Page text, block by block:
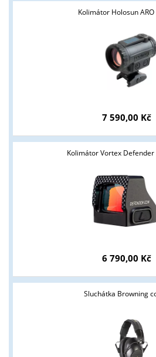
Kolimátor Holosun ARO
7 590,00 Kč
Kolimátor Vortex Defender
6 790,00 Kč
Sluchátka Browning